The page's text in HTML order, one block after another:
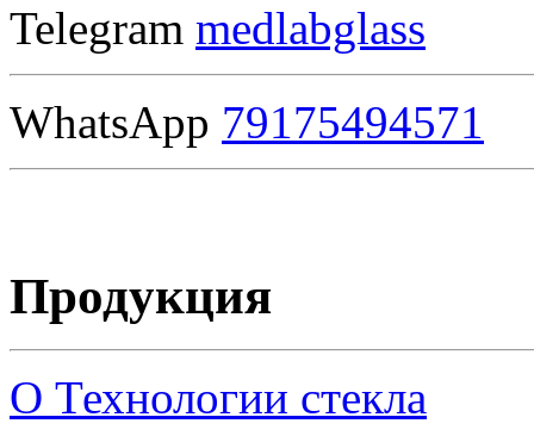
Telegram medlabglass
WhatsApp 79175494571
Продукция
О Технологии стекла